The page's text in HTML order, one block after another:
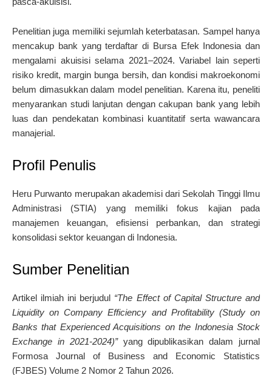
Penelitian juga memiliki sejumlah keterbatasan. Sampel hanya
mencakup bank yang terdaftar di Bursa Efek Indonesia dan
mengalami akuisisi selama 2021–2024. Variabel lain seperti
risiko kredit, margin bunga bersih, dan kondisi makroekonomi
belum dimasukkan dalam model penelitian. Karena itu, peneliti
menyarankan studi lanjutan dengan cakupan bank yang lebih
luas dan pendekatan kombinasi kuantitatif serta wawancara
manajerial.
Profil Penulis
Heru Purwanto merupakan akademisi dari Sekolah Tinggi Ilmu
Administrasi (STIA) yang memiliki fokus kajian pada
manajemen keuangan, efisiensi perbankan, dan strategi
konsolidasi sektor keuangan di Indonesia.
Sumber Penelitian
Artikel ilmiah ini berjudul “The Effect of Capital Structure and
Liquidity on Company Efficiency and Profitability (Study on
Banks that Experienced Acquisitions on the Indonesia Stock
Exchange in 2021-2024)”yang dipublikasikan dalam jurnal
Formosa Journal of Business and Economic Statistics
(FJBES) Volume 2 Nomor 2 Tahun 2026.